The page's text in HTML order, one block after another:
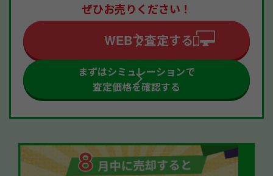
ぜひお売りください！
WEBで査定する
まずはシミュレーションで
査定価格を確認する